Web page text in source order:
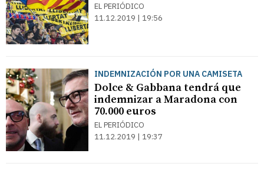
EL PERIÓDICO
11.12.2019 | 19:56
INDEMNIZACIÓN POR UNA CAMISETA
Dolce & Gabbana tendrá que
indemnizar a Maradona con
70.000 euros
EL PERIÓDICO
11.12.2019 | 19:37